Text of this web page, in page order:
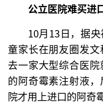
公立医院难买进
10月13日，据
童家长在朋友圈发
去一家大型综合医
的阿奇霉素注射液
院才用上进口的阿奇